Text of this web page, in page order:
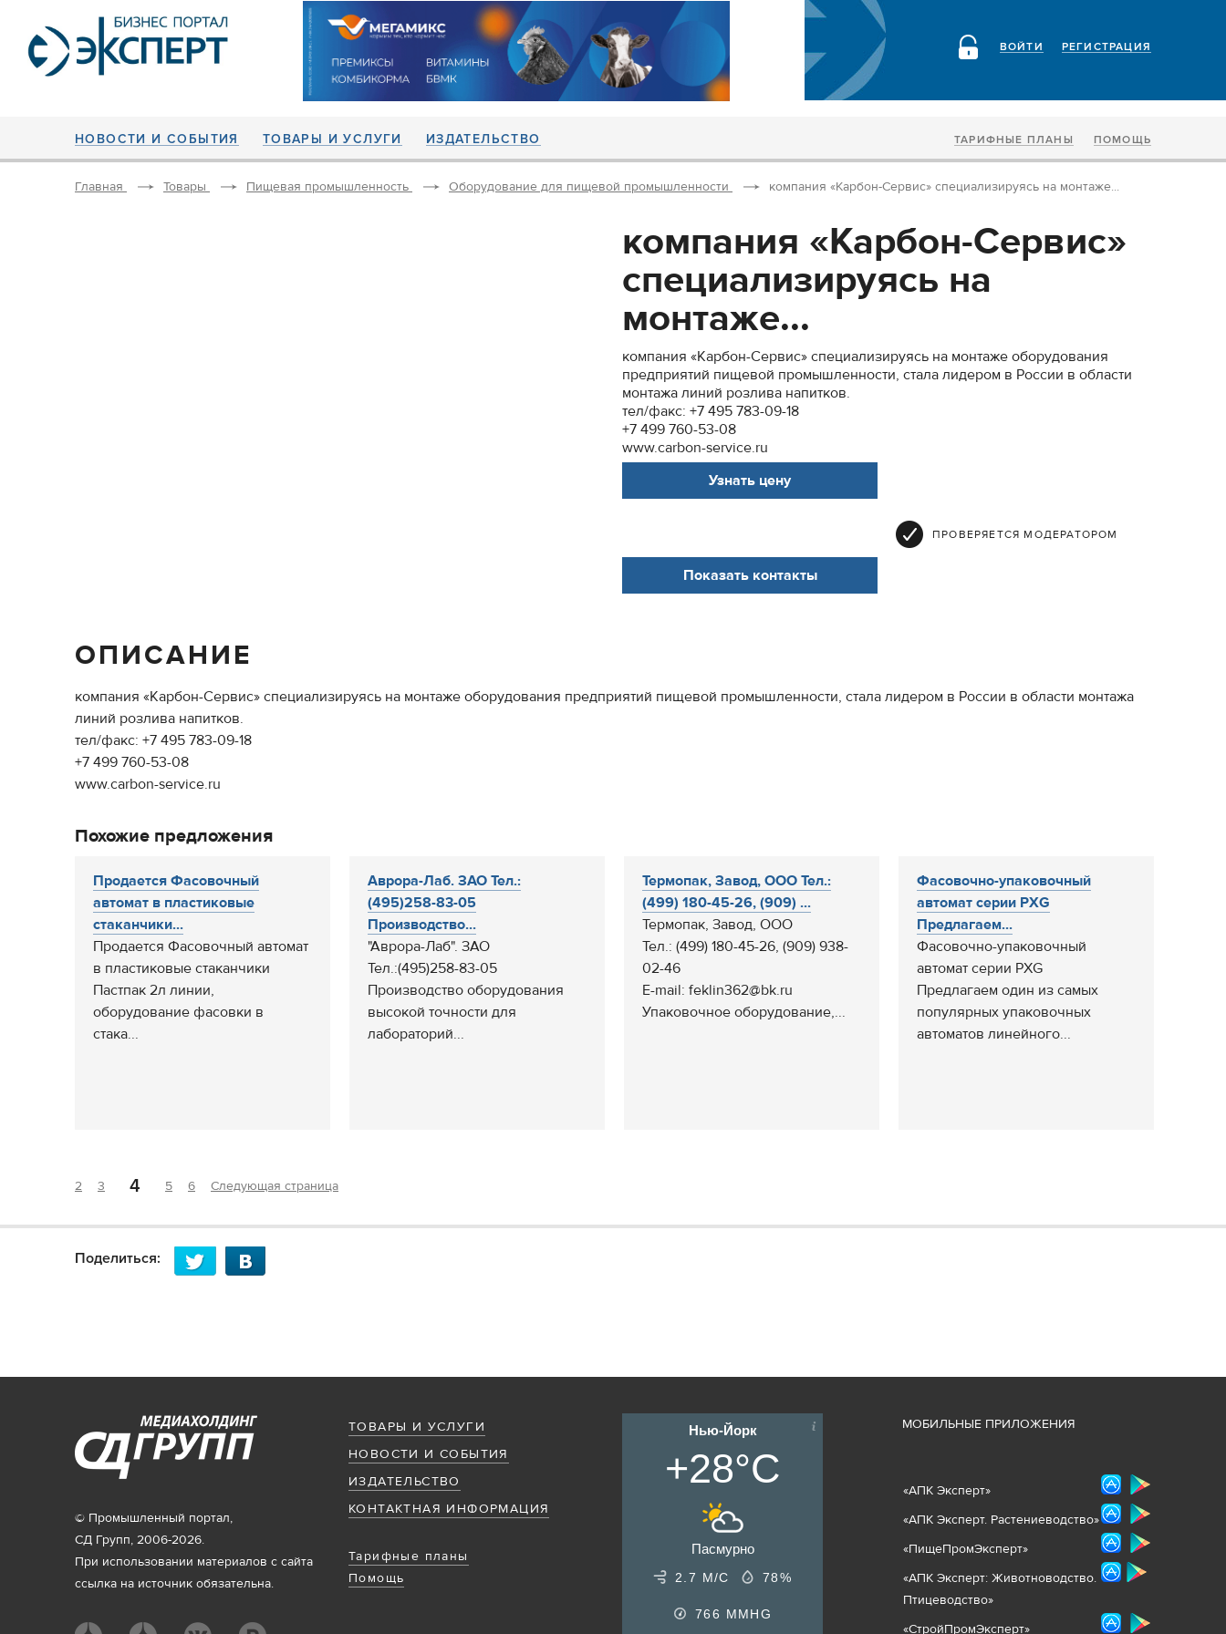
РЕГИСТРАЦИЯ
ВОЙТИ
НОВОСТИ И СОБЫТИЯ ТОВАРЫ И УСЛУГИ ИЗДАТЕЛЬСТВО ТАРИФНЫЕ ПЛАНЫ ПОМОЩЬ
Главная Товары Пищевая промышленность Оборудование для пищевой промышленности компания «Карбон-Сервис» специализируясь на монтаже...
компания «Карбон-Сервис»
специализируясь на
монтаже...
компания «Карбон-Сервис» специализируясь на монтаже оборудования
предприятий пищевой промышленности, стала лидером в России в области
монтажа линий розлива напитков.
тел/факс: +7 495 783-09-18
+7 499 760-53-08
www.carbon-service.ru
Узнать цену
ПРОВЕРЯЕТСЯ МОДЕРАТОРОМ
Показать контакты
ОПИСАНИЕ
компания «Карбон-Сервис» специализируясь на монтаже оборудования предприятий пищевой промышленности, стала лидером в России в области монтажа
линий розлива напитков.
тел/факс: +7 495 783-09-18
+7 499 760-53-08
www.carbon-service.ru
Похожие предложения
Продается Фасовочный
автомат в пластиковые
стаканчики...
Продается Фасовочный автомат
в пластиковые стаканчики
Пастпак 2л линии,
оборудование фасовки в
стака...
Аврора-Лаб. ЗАО Тел.:
(495)258-83-05
Производство...
"Аврора-Лаб". ЗАО
Тел.:(495)258-83-05
Производство оборудования
высокой точности для
лабораторий...
Термопак, Завод, ООО Тел.:
(499) 180-45-26, (909) ...
Термопак, Завод, ООО
Тел.: (499) 180-45-26, (909) 938-
02-46
E-mail: feklin362@bk.ru
Упаковочное оборудование,...
Фасовочно-упаковочный
автомат серии PXG
Предлагаем...
Фасовочно-упаковочный
автомат серии PXG
Предлагаем один из самых
популярных упаковочных
автоматов линейного...
2 3 4 5 6 Следующая страница
Поделиться:
ТОВАРЫ И УСЛУГИ
НОВОСТИ И СОБЫТИЯ
ИЗДАТЕЛЬСТВО
КОНТАКТНАЯ ИНФОРМАЦИЯ
Тарифные планы
Помощь
© Промышленный портал,
СД Групп, 2006-2026.
При использовании материалов с сайта
ссылка на источник обязательна.
Нью-Йорк
+28°C
Пасмурно
2.7 М/С 78%
766 MMHG
МОБИЛЬНЫЕ ПРИЛОЖЕНИЯ
«АПК Эксперт»
«АПК Эксперт. Растениеводство»
«ПищеПромЭксперт»
«АПК Эксперт: Животноводство.
Птицеводство»
«СтройПромЭксперт»